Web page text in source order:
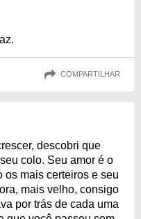
COMPARTILHAR
descobri que
colo. Seu amor é o
os mais certeiros e seu
mais velho, consigo
por trás de cada uma